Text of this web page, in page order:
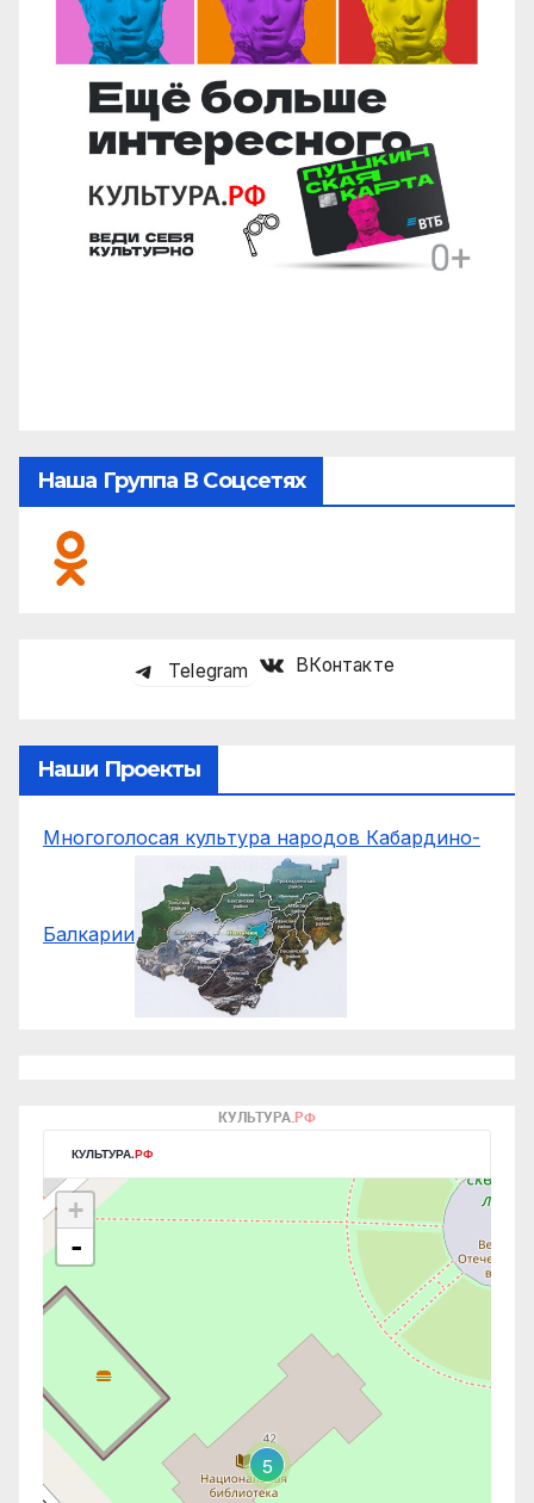
Наша Группа В Соцсетях
Telegram ВКонтакте
Наши Проекты
Многоголосая культура народов Кабардино-
Балкарии